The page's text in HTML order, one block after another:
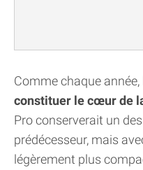
Comme chaque année,
constituer le cœur de
Pro conserverait un
prédécesseur, mais
légèrement plus